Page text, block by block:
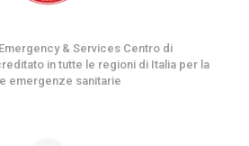
& Services Centro di
in tutte le regioni di Italia per la
emergenze sanitarie